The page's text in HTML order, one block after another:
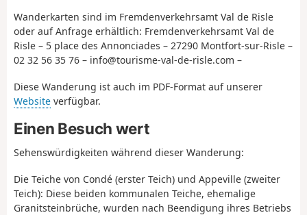
Wanderkarten sind im Fremdenverkehrsamt Val de Risle
oder auf Anfrage erhältlich: Fremdenverkehrsamt Val de
Risle – 5 place des Annonciades – 27290 Montfort-sur-Risle –
02 32 56 35 76 – info@tourisme-val-de-risle.com –
Diese Wanderung ist auch im PDF-Format auf unserer
Website verfügbar.
Einen Besuch wert
Sehenswürdigkeiten während dieser Wanderung:
Die Teiche von Condé (erster Teich) und Appeville (zweiter
Teich): Diese beiden kommunalen Teiche, ehemalige
Granitsteinbrüche, wurden nach Beendigung ihres Betriebs